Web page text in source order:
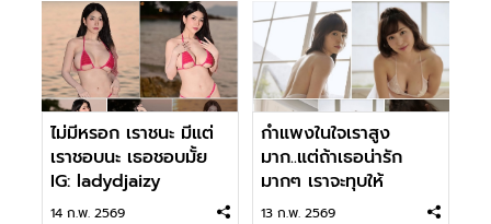
ไม่มีหรอก เราชนะ มีแต่
เราชอบนะ เธอชอบมั้ย
IG: ladydjaizy
14 ก.พ. 2569
กำแพงในใจเราสูง
มาก..แต่ถ้าเธอน่ารัก
มากๆ เราจะทุบให้
Model: Shioji Misumi
13 ก.พ. 2569